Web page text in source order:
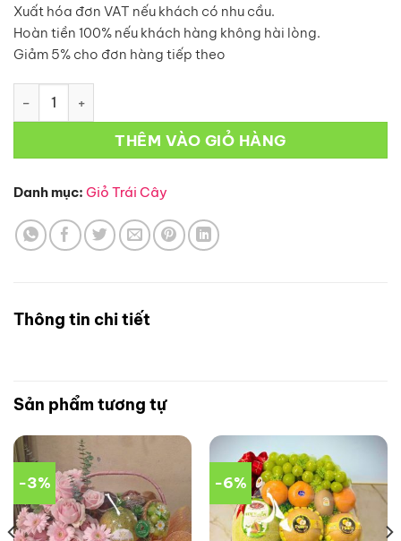
Xuất hóa đơn VAT nếu khách có nhu cầu.
Hoàn tiền 100% nếu khách hàng không hài lòng.
Giảm 5% cho đơn hàng tiếp theo
Giỏ Trái Cây-G10 số lượng
THÊM VÀO GIỎ HÀNG
Danh mục: Giỏ Trái Cây
Thông tin chi tiết
Sản phẩm tương tự
-3% -6%